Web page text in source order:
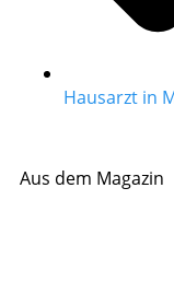
Hausarzt in
Aus dem Magazin